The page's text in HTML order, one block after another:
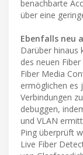
benachbarte
über eine
Ebenfalls neu
Darüber hinaus
des neuen
Fiber Media
ermöglichen es
Verbindungen
debuggen,
und VLAN
Ping überprüft
Live Fiber